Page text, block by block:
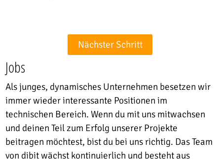
Nächster Schritt
Jobs
Als junges, dynamisches Unternehmen besetzen wir
immer wieder interessante Positionen im
technischen Bereich. Wenn du mit uns mitwachsen
und deinen Teil zum Erfolg unserer Projekte
beitragen möchtest, bist du bei uns richtig. Das Team
von dibit wächst kontinuierlich und besteht aus